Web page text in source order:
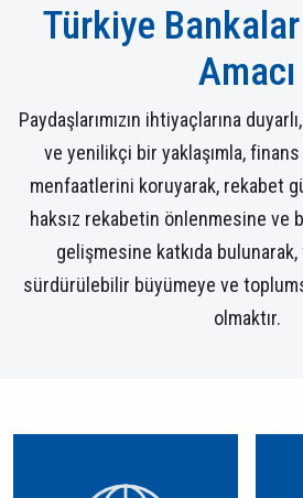
Türkiye
Amacı
Paydaşlarımızın ihtiyaçlarına
ve yenilikçi bir yaklaşımla,
menfaatlerini koruyarak, rekabet
haksız rekabetin önlenmesine ve
gelişmesine katkıda
sürdürülebilir büyümeye ve
olmaktır.